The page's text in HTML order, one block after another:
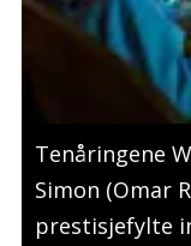
Tenåringene
Simon (Omar
prestisjefylte